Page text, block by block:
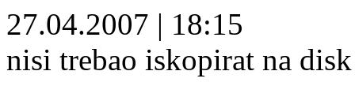
27.04.2007 | 18:15
nisi trebao iskopirat na